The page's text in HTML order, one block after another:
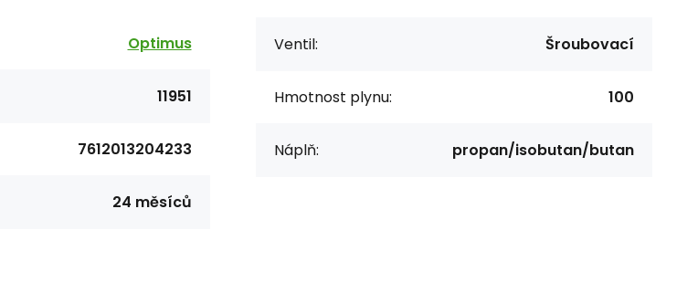
Optimus
11951
7612013204233
24 měsíců
Ventil: Šroubovací
Hmotnost plynu: 100
Náplň: propan/isobutan/butan